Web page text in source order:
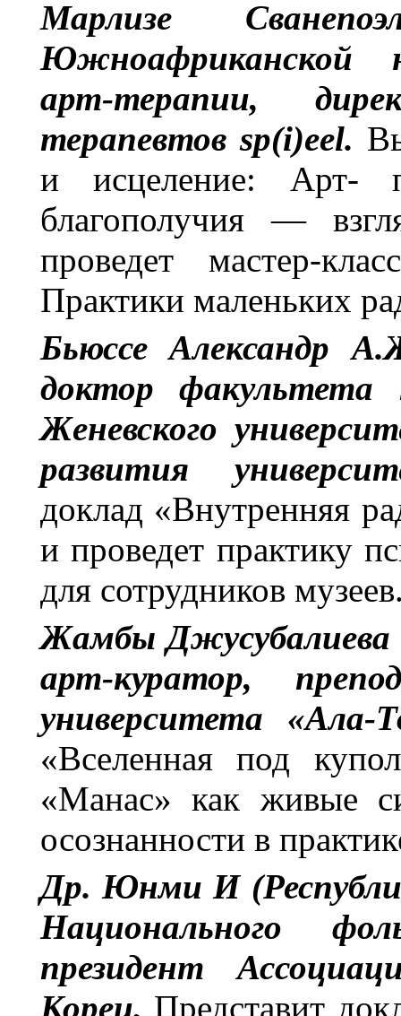
Марлизе
Южноафриканской
арт-терапии,
терапевтов sp(i)eel.
и исцеление: Арт-
благополучия —
проведет мастер-
Практики маленьких
Бьюссе Александр
доктор факультета
Женевского
развития
доклад «Внутренняя
и проведет практику
для сотрудников
Жамбы Джусубалиева
арт-куратор,
университета «Ала-
«Вселенная под
«Манас» как живые
осознанности в
Др. Юнми И
Национального
президент
Кореи. Представит